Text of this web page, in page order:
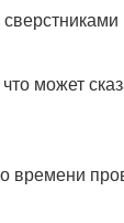
может
времени